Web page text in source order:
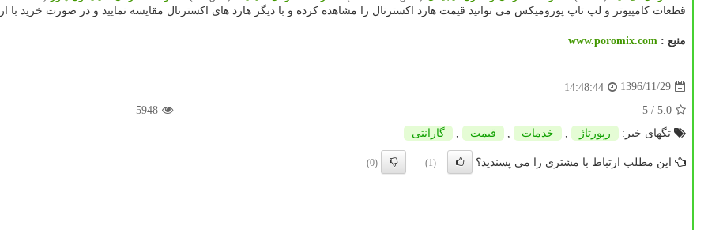
قطعات کامپیوتر و لپ تاپ پورومیکس می توانید قیمت هارد اکسترنال را مشاهده کرده و با دیگر هارد های اکسترنال مقایسه نمایید و در صورت خرید با
منبع : www.poromix.com
1396/11/29
14:48:44
5.0
/ 5
5948
تگهای خبر:
رپورتاژ , خدمات , قیمت , گارانتی
این مطلب ارتباط با مشتری را می پسندید؟ (1)
(0)